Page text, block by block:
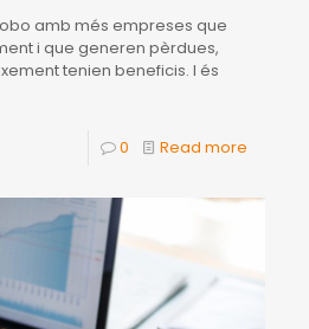
amb més empreses que
i que generen pèrdues,
tenien beneficis. I és
0 Read more